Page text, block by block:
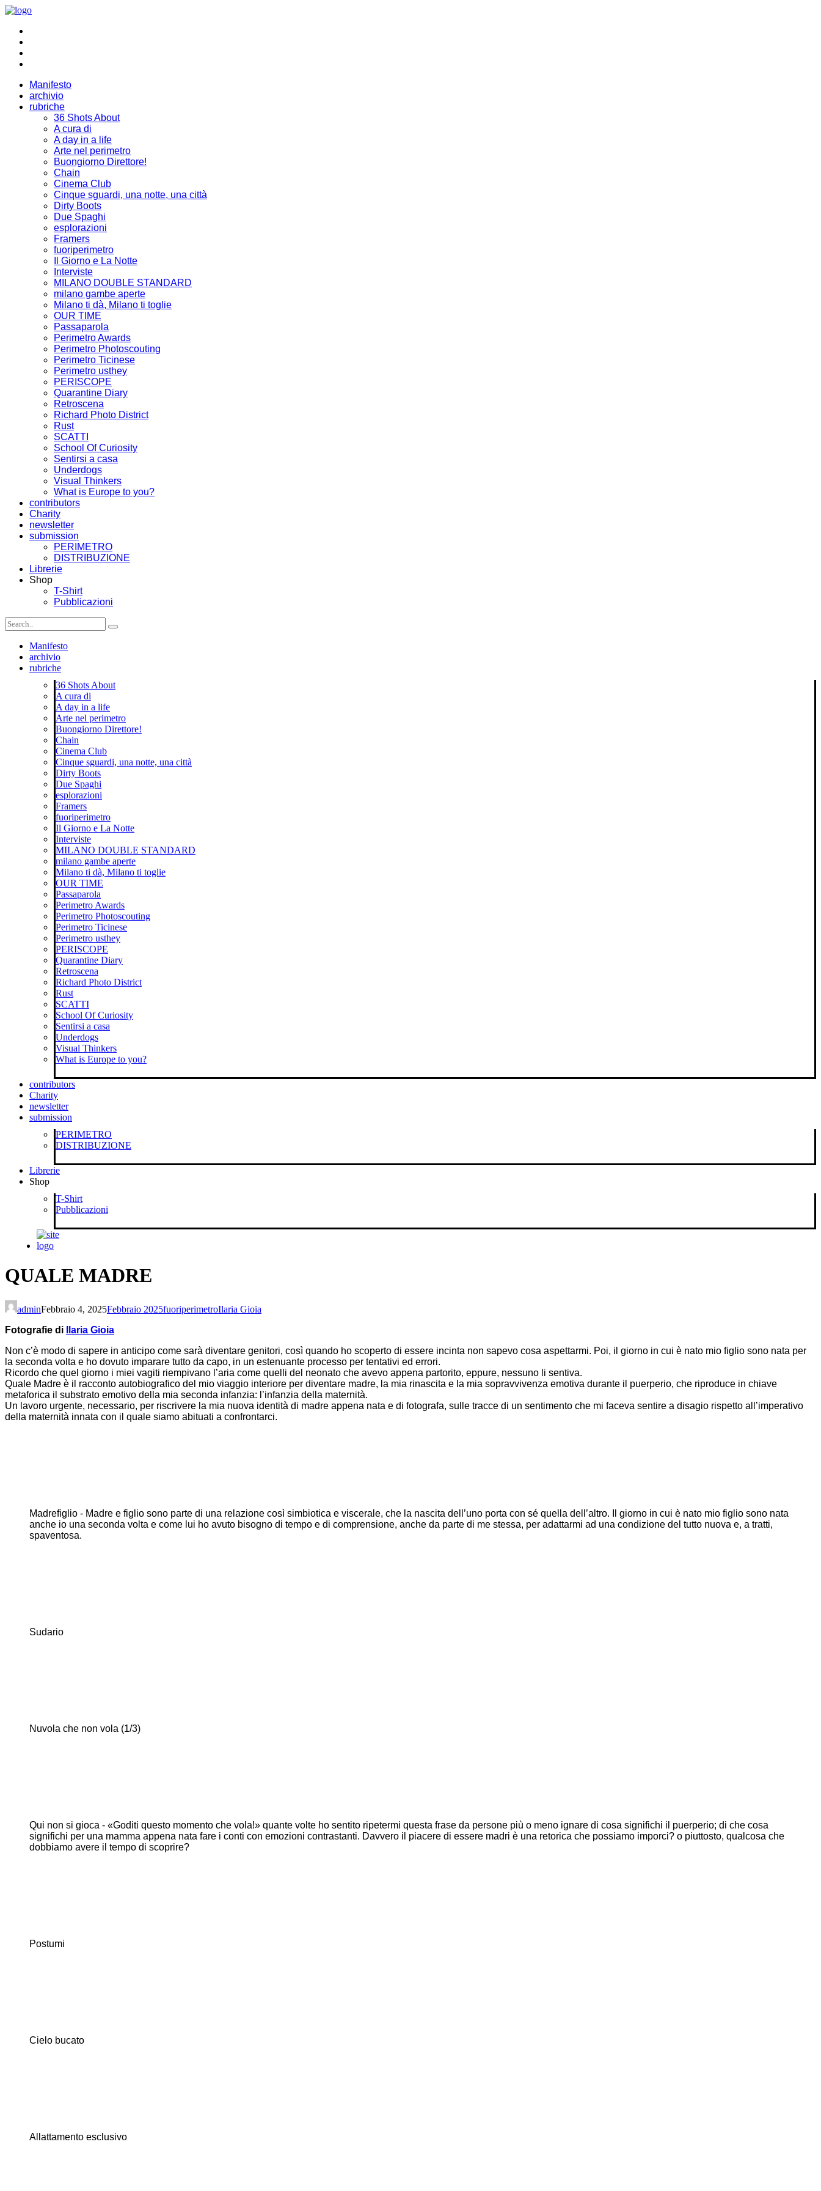
Manifesto
archivio
rubriche
36 Shots About
A cura di
A day in a life
Arte nel perimetro
Buongiorno Direttore!
Chain
Cinema Club
Cinque sguardi, una notte, una città
Dirty Boots
Due Spaghi
esplorazioni
Framers
fuoriperimetro
Il Giorno e La Notte
Interviste
MILANO DOUBLE STANDARD
milano gambe aperte
Milano ti dà, Milano ti toglie
OUR TIME
Passaparola
Perimetro Awards
Perimetro Photoscouting
Perimetro Ticinese
Perimetro usthey
PERISCOPE
Quarantine Diary
Retroscena
Richard Photo District
Rust
SCATTI
School Of Curiosity
Sentirsi a casa
Underdogs
Visual Thinkers
What is Europe to you?
contributors
Charity
newsletter
submission
PERIMETRO
DISTRIBUZIONE
Librerie
Shop
T-Shirt
Pubblicazioni
Manifesto
archivio
rubriche
36 Shots About
A cura di
A day in a life
Arte nel perimetro
Buongiorno Direttore!
Chain
Cinema Club
Cinque sguardi, una notte, una città
Dirty Boots
Due Spaghi
esplorazioni
Framers
fuoriperimetro
Il Giorno e La Notte
Interviste
MILANO DOUBLE STANDARD
milano gambe aperte
Milano ti dà, Milano ti toglie
OUR TIME
Passaparola
Perimetro Awards
Perimetro Photoscouting
Perimetro Ticinese
Perimetro usthey
PERISCOPE
Quarantine Diary
Retroscena
Richard Photo District
Rust
SCATTI
School Of Curiosity
Sentirsi a casa
Underdogs
Visual Thinkers
What is Europe to you?
contributors
Charity
newsletter
submission
PERIMETRO
DISTRIBUZIONE
Librerie
Shop
T-Shirt
Pubblicazioni
QUALE MADRE
adminFebbraio 4, 2025Febbraio 2025fuoriperimetroIlaria Gioia
Fotografie di
Ilaria Gioia
Non c’è modo di sapere in anticipo come sarà diventare genitori, così quando ho scoperto di essere incinta non sapevo cosa aspettarmi. Poi, il giorno in cui è nato mio figlio sono nata per
la seconda volta e ho dovuto imparare tutto da capo, in un estenuante processo per tentativi ed errori.
Ricordo che quel giorno i miei vagiti riempivano l’aria come quelli del neonato che avevo appena partorito, eppure, nessuno li sentiva.
Quale Madre è il racconto autobiografico del mio viaggio interiore per diventare madre, la mia rinascita e la mia sopravvivenza emotiva durante il puerperio, che riproduce in chiave
metaforica il substrato emotivo della mia seconda infanzia: l’infanzia della maternità.
Un lavoro urgente, necessario, per riscrivere la mia nuova identità di madre appena nata e di fotografa, sulle tracce di un sentimento che mi faceva sentire a disagio rispetto all’imperativo
della maternità innata con il quale siamo abituati a confrontarci.
Madrefiglio - Madre e figlio sono parte di una relazione così simbiotica e viscerale, che la nascita dell’uno porta con sé quella dell’altro. Il giorno in cui è nato mio figlio sono nata
anche io una seconda volta e come lui ho avuto bisogno di tempo e di comprensione, anche da parte di me stessa, per adattarmi ad una condizione del tutto nuova e, a tratti,
spaventosa.
Sudario
Nuvola che non vola (1/3)
Qui non si gioca - «Goditi questo momento che vola!» quante volte ho sentito ripetermi questa frase da persone più o meno ignare di cosa significhi il puerperio; di che cosa
significhi per una mamma appena nata fare i conti con emozioni contrastanti. Davvero il piacere di essere madri è una retorica che possiamo imporci? o piuttosto, qualcosa che
dobbiamo avere il tempo di scoprire?
Postumi
Cielo bucato
Allattamento esclusivo